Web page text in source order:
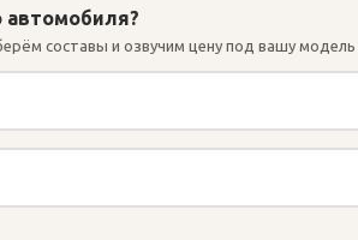
составы и озвучим цену под вашу модель